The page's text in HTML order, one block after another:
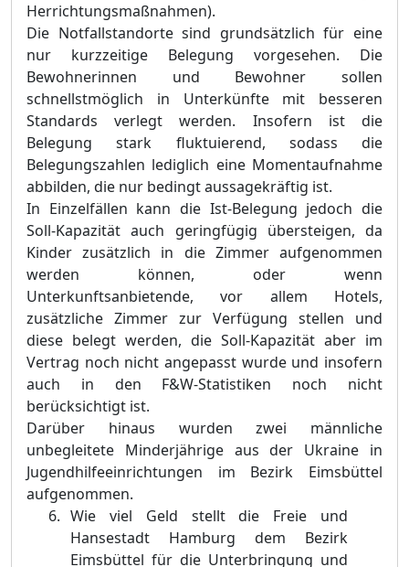
Herrichtungsmaßnahmen).
Die Notfallstandorte sind grundsätzlich für eine
nur kurzzeitige Belegung vorgesehen. Die
Bewohnerinnen und Bewohner sollen
schnellstmöglich in Unterkünfte mit besseren
Standards verlegt werden. Insofern ist die
Belegung stark fluktuierend, sodass die
Belegungszahlen lediglich eine Momentaufnahme
abbilden, die nur bedingt aussagekräftig ist.
In Einzelfällen kann die Ist-Belegung jedoch die
Soll-Kapazität auch geringfügig übersteigen, da
Kinder zusätzlich in die Zimmer aufgenommen
werden können, oder wenn
Unterkunftsanbietende, vor allem Hotels,
zusätzliche Zimmer zur Verfügung stellen und
diese belegt werden, die Soll-Kapazität aber im
Vertrag noch nicht angepasst wurde und insofern
auch in den F&W-Statistiken noch nicht
berücksichtigt ist.
Darüber hinaus wurden zwei männliche
unbegleitete Minderjährige aus der Ukraine in
Jugendhilfeeinrichtungen im Bezirk Eimsbüttel
aufgenommen.
Wie viel Geld stellt die Freie und
Hansestadt Hamburg dem Bezirk
Eimsbüttel für die Unterbringung und